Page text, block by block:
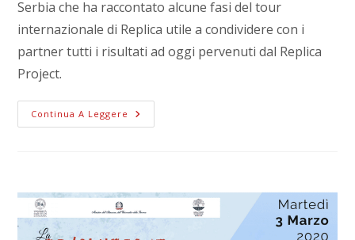
Serbia che ha raccontato alcune fasi del tour
internazionale di Replica utile a condividere con i
partner tutti i risultati ad oggi pervenuti dal Replica
Project.
Continua A Leggere